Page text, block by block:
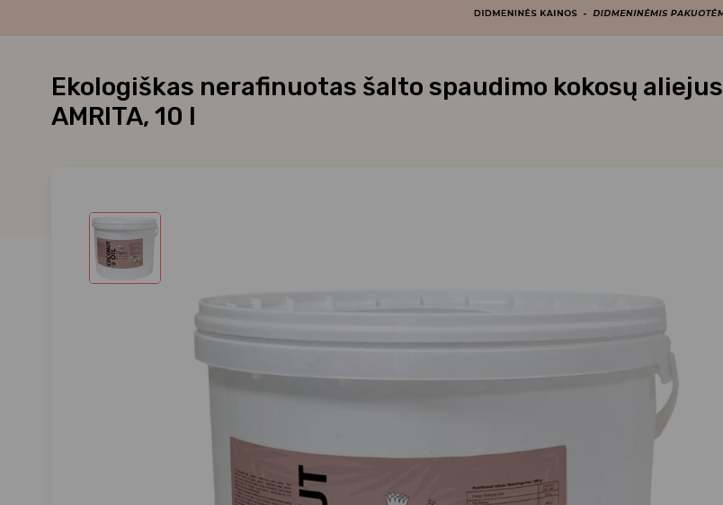
Ekologiškas nerafinuotas šalto spaudimo kokosų aliejus
AMRITA, 10 l